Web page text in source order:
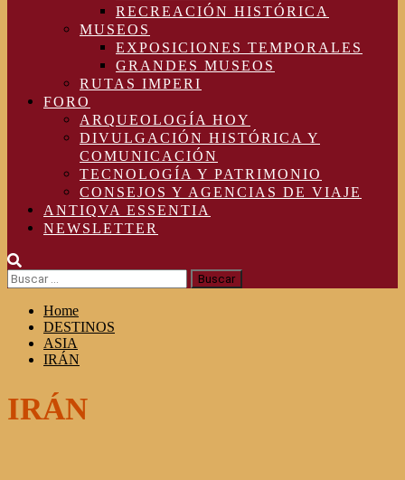
RECREACIÓN HISTÓRICA
MUSEOS
EXPOSICIONES TEMPORALES
GRANDES MUSEOS
RUTAS IMPERI
FORO
ARQUEOLOGÍA HOY
DIVULGACIÓN HISTÓRICA Y
COMUNICACIÓN
TECNOLOGÍA Y PATRIMONIO
CONSEJOS Y AGENCIAS DE VIAJE
ANTIQVA ESSENTIA
NEWSLETTER
Buscar:
Home
DESTINOS
ASIA
IRÁN
IRÁN